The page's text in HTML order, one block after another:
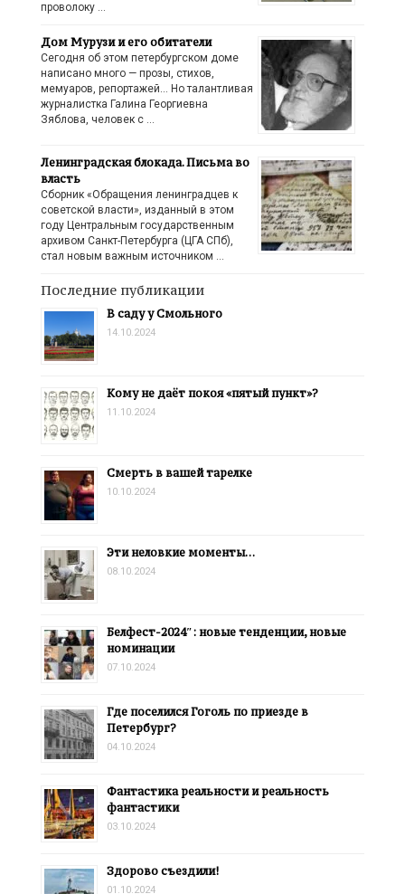
проволоку …
Дом Мурузи и его обитатели
Сегодня об этом петербургском доме
написано много — прозы, стихов,
мемуаров, репортажей… Но талантливая
журналистка Галина Георгиевна
Зяблова, человек с …
Ленинградская блокада. Письма во
власть
Сборник «Обращения ленинградцев к
советской власти», изданный в этом
году Центральным государственным
архивом Санкт-Петербурга (ЦГА СПб),
стал новым важным источником …
Последние публикации
В саду у Смольного
14.10.2024
Кому не даёт покоя «пятый пункт»?
11.10.2024
Смерть в вашей тарелке
10.10.2024
Эти неловкие моменты…
08.10.2024
Белфест-2024″: новые тенденции, новые
номинации
07.10.2024
Где поселился Гоголь по приезде в
Петербург?
04.10.2024
Фантастика реальности и реальность
фантастики
03.10.2024
Здорово съездили!
01.10.2024